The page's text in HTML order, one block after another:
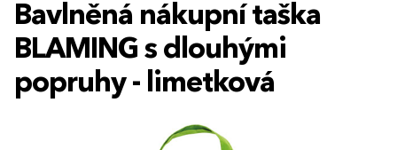
Bavlněná nákupní taška
BLAMING s dlouhými
popruhy - limetková